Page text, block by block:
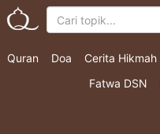
Quran Doa Cerita Hikmah
Fatwa DSN